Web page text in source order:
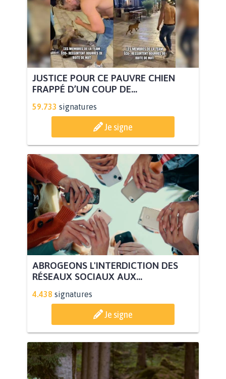
JUSTICE POUR CE PAUVRE CHIEN
FRAPPÉ D’UN COUP DE...
59.733 signatures
Je signe
ABROGEONS L'INTERDICTION DES
RÉSEAUX SOCIAUX AUX...
4.438 signatures
Je signe